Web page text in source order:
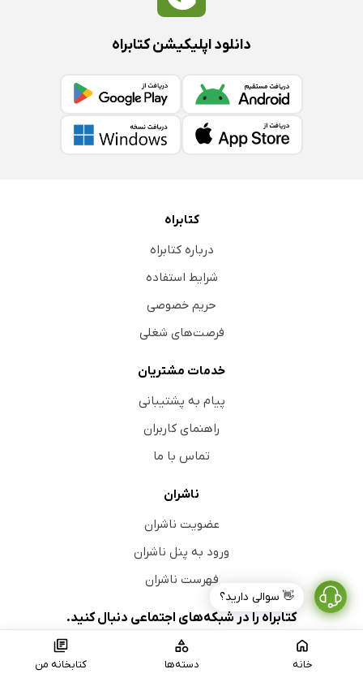
خانه دسته‌ها کتابخانه من
👋 سوالی دارید؟
دانلود اپلیکیشن کتابراه
کتابراه
درباره کتابراه
شرایط استفاده
حریم خصوصی
فرصت‌های شغلی
خدمات مشتریان
پیام به پشتیبانی
راهنمای کاربران
تماس با ما
ناشران
عضویت ناشران
ورود به پنل ناشران
فهرست ناشران
کتابراه را در شبکه‌های اجتماعی دنبال کنید.